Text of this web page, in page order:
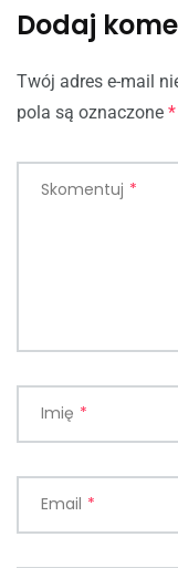
Dodaj
Twój adres e-mail
pola są oznaczone *
Skomentuj *
Imię *
Email *